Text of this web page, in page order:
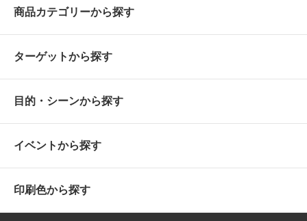
商品カテゴリーから探す
ターゲットから探す
目的・シーンから探す
イベントから探す
印刷色から探す